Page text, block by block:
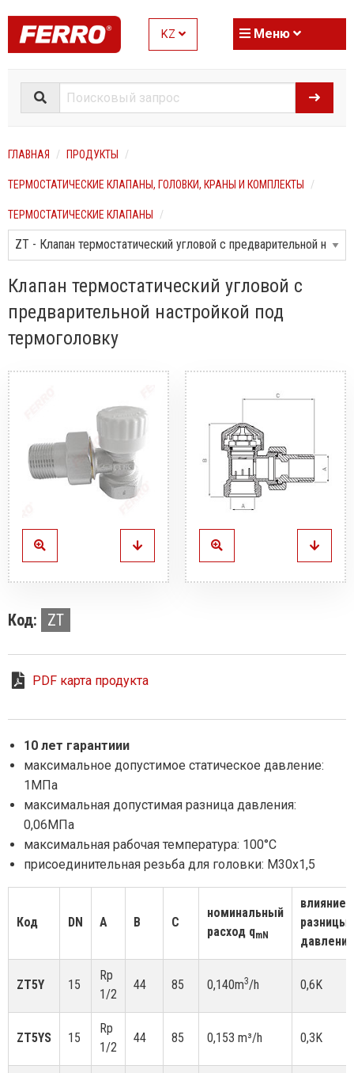
KZ Меню
ГЛАВНАЯ ПРОДУКТЫ
ТЕРМОСТАТИЧЕСКИЕ КЛАПАНЫ, ГОЛОВКИ, КРАНЫ И КОМПЛЕКТЫ
ТЕРМОСТАТИЧЕСКИЕ КЛАПАНЫ
Клапан термостатический угловой с
предварительной настройкой под
термоголовку
Код: ZT
PDF карта продукта
10 лет гарантиии
максимальное допустимое статическое давление:
1MПa
максимальная допустимая разница давления:
0,06MПa
максимальная рабочая температура: 100°C
присоединительная резьба для головки: M30x1,5
Код DN A B C
номинальный
расход qmN
влияние
разницы
давления
ZT5Y 15
Rp
1/2
44 85 0,140m3/h 0,6K
ZT5YS 15
Rp
1/2
44 85 0,153 m³/h 0,3K